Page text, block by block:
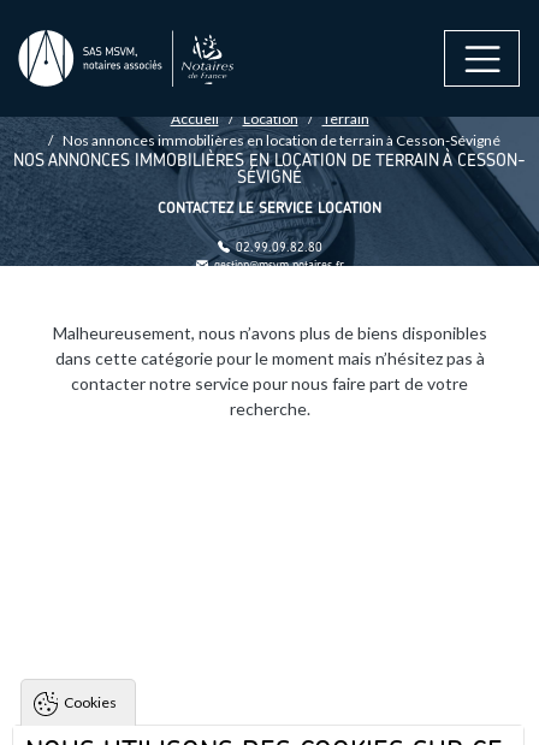
FIL D'ARIANEAccueil Location
Terrain
Nos annonces immobilières en location de terrain à Cesson-Sévigné
NOS ANNONCES IMMOBILIÈRES EN LOCATION DE TERRAIN À CESSON-
SÉVIGNÉ
CONTACTEZ LE SERVICE LOCATION
02.99.09.82.80
gestion@msvm.notaires.fr
Malheureusement, nous n’avons plus de biens disponibles
dans cette catégorie pour le moment mais n’hésitez pas à
contacter notre service pour nous faire part de votre
recherche.
Cookies